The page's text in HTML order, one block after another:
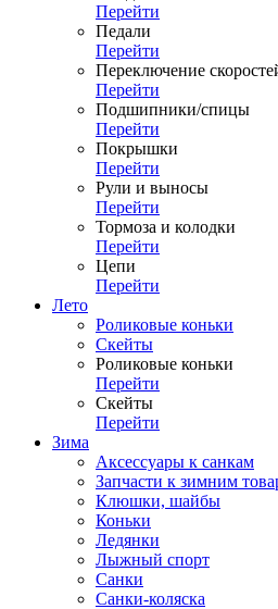
Перейти
Педали
Перейти
Переключение
Перейти
Подшипники/спицы
Перейти
Покрышки
Перейти
Рули и выносы
Перейти
Тормоза и колодки
Перейти
Цепи
Перейти
Лето
Роликовые коньки
Скейты
Роликовые коньки
Перейти
Скейты
Перейти
Зима
Аксессуары к санкам
Запчасти к зимним
Клюшки, шайбы
Коньки
Ледянки
Лыжный спорт
Санки
Санки-коляска